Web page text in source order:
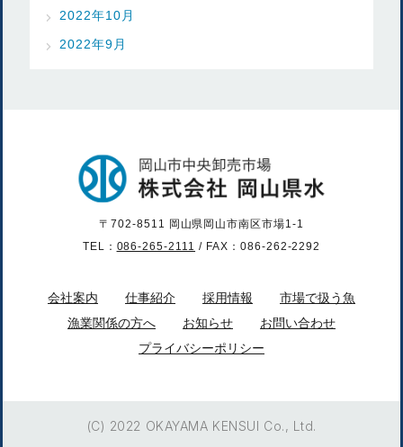
2022年10月
2022年9月
〒702-8511 岡山県岡山市南区市場1-1
TEL： 086-265-2111 / FAX：086-262-2292
会社案内 仕事紹介 採用情報
市場で扱う魚
漁業関係の方へ
お知らせ
お問い合わせ
プライバシーポリシー
(C) 2022 OKAYAMA KENSUI Co., Ltd.